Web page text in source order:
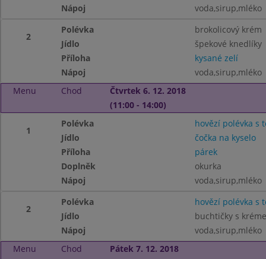
Nápoj
voda,sirup,mléko
2
Polévka
brokolicový krém
Jídlo
špekové knedlíky
Příloha
kysané zelí
Nápoj
voda,sirup,mléko
Menu
Chod
Čtvrtek 6. 12. 2018
(11:00 - 14:00)
1
Polévka
hovězí polévka s
Jídlo
čočka na kyselo
Příloha
párek
Doplněk
okurka
Nápoj
voda,sirup,mléko
2
Polévka
hovězí polévka s
Jídlo
buchtičky s
Nápoj
voda,sirup,mléko
Menu
Chod
Pátek 7. 12. 2018